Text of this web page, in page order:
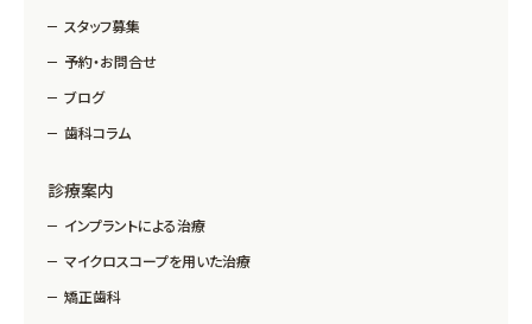
スタッフ募集
予約・お問合せ
ブログ
歯科コラム
診療案内
インプラントによる治療
マイクロスコープを用いた治療
矯正歯科